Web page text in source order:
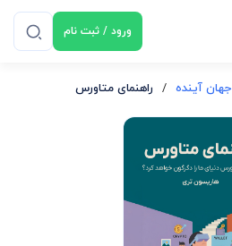
ورود / ثبت نام
آینده / راهنمای متاورس